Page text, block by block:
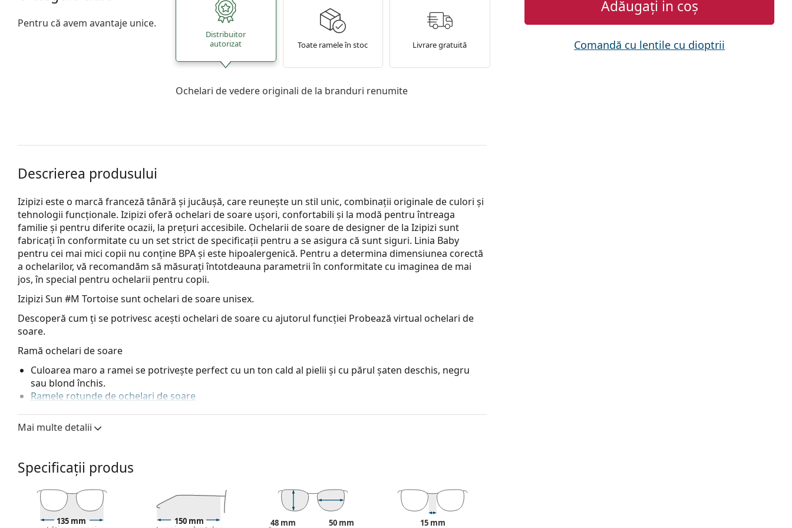
Adăugați in coș
Comandă cu lentile cu dioptrii
Pentru că avem avantaje unice.
Distribuitor
autorizat
Toate ramele în stoc Livrare gratuită
Ochelari de vedere originali de la branduri renumite
Descrierea produsului
Izipizi este o marcă franceză tânără și jucăușă, care reunește un stil unic, combinații originale de culori și
tehnologii funcționale. Izipizi oferă ochelari de soare ușori, confortabili și la modă pentru întreaga
familie și pentru diferite ocazii, la prețuri accesibile. Ochelarii de soare de designer de la Izipizi sunt
fabricați în conformitate cu un set strict de specificații pentru a se asigura că sunt siguri. Linia Baby
pentru cei mai mici copii nu conține BPA și este hipoalergenică. Pentru a determina dimensiunea corectă
a ochelarilor, vă recomandăm să măsurați întotdeauna parametrii în conformitate cu imaginea de mai
jos, în special pentru ochelarii pentru copii.
Izipizi Sun #M Tortoisesunt ochelari de soare unisex.
Descoperă cum ți se potrivesc acești ochelari de soare cu ajutorul funcției Probează virtual ochelari de
soare.
Ramă ochelari de soare
Culoarea maro a ramei se potrivește perfect cu un ton cald al pielii și cu părul șaten deschis, negru
sau blond închis.
Ramele rotunde de ochelari de soare
durabilitate maxima.
Balamalele flexibile oferă brațelor o mișcare la peste peste 90 °, ceea ce duce la un confort mai ridicat
Lentilele originale pot fi înlocuite cu lentile personalizate de diferite tipuri, cu sau fără dioptrii.
Lentile ochelari de soare
Lentilele gri reduc intensitatea luminii fără a afecta contrastul sau a distorsiona culorile.
Lentilele sunt fabricate din plastic, ale cărui avantaje incontestabile sunt greutatea redusă și
Mai multe detalii
Specificații produs
135 mm 150 mm 48 mm 50 mm 15 mm